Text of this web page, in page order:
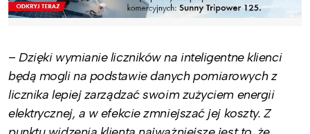
–Dzięki wymianie liczników na inteligentne klienci
będą mogli na podstawie danych pomiarowych z
licznika lepiej zarządzać swoim zużyciem energii
elektrycznej, a w efekcie zmniejszać jej koszty. Z